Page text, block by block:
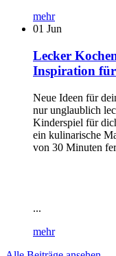
mehr
01 Jun
Lecker
Inspiration für
Neue Ideen für
nur unglaublich
Kinderspiel für
ein kulinarische
von 30 Minuten
...
mehr